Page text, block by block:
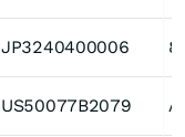
JP3240400006
US50077B2079